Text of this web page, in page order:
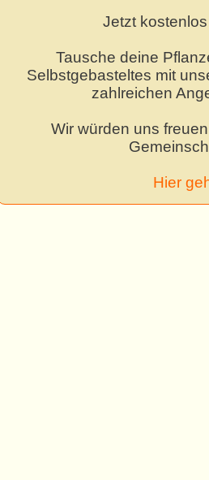
Jetzt
Tausche deine
Selbstgebasteltes mit
zahlreichen
Wir würden uns
Hier